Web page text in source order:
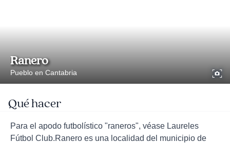
Ranero
Pueblo en Cantabria
Qué hacer
Para el apodo futbolístico "raneros", véase Laureles
Fútbol Club.Ranero es una localidad del municipio de